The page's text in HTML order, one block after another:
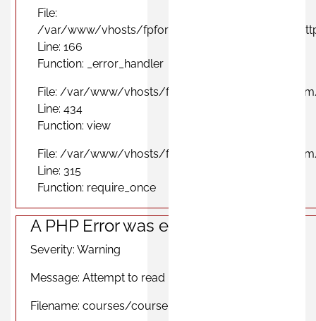
File:
/var/www/vhosts/fpformacionprofesional.com/
Line: 166
Function: _error_handler
File: /var/www/vhosts/
Line: 434
Function: view
File: /var/www/vhosts/
Line: 315
Function: require_once
A PHP Error was encountered
Severity: Warning
Message: Attempt to read property "photo" on null
Filename: courses/course_city_view.php